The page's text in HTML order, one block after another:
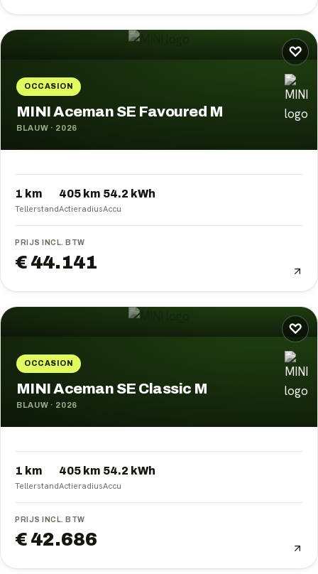
♡
OCCASION
MINI Aceman SE Favoured M
BLAUW · 2026
1 km
Tellerstand
405 km
Actieradius
54.2 kWh
Accu
PRIJS INCL. BTW
€ 44.141
♡
OCCASION
MINI Aceman SE Classic M
BLAUW · 2026
1 km
Tellerstand
405 km
Actieradius
54.2 kWh
Accu
PRIJS INCL. BTW
€ 42.686